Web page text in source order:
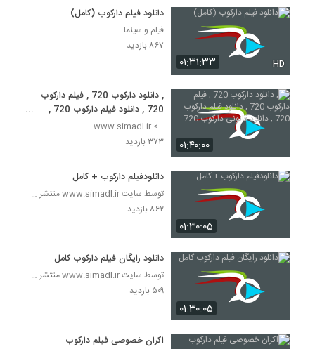
۰۱:۳۱:۳۳ HD
دانلود فیلم دارکوب (کامل)
فیلم و سینما
۸۶۷ بازدید
۰۱:۴۰:۰۰
, دانلود دارکوب 720 , فیلم دارکوب
720 , دانلود فیلم دارکوب 720 ,
دانلود قانونی دارکوب 720
--> www.simadl.ir
۳۷۳ بازدید
۰۱:۳۰:۰۵
دانلودفیلم دارکوب + کامل
توسط سایت www.simadl.ir منتشر شد | امروز 11 آبان
۸۶۲ بازدید
۰۱:۳۰:۰۵
دانلود رایگان فیلم دارکوب کامل
توسط سایت www.simadl.ir منتشر شد | امروز 11 آبان
۵۰۹ بازدید
اکران خصوصی فیلم دارکوب